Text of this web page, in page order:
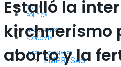
POLÍTICA
ECONOMÍA
EMPRESAS
SALTA
NACIONALES
INTERNACIONALES
Estalló la
kirchnerismo
aborto y la